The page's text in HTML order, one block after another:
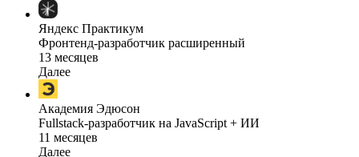
Яндекс Практикум
Фронтенд-разработчик расширенный
13 месяцев
Далее
Академия Эдюсон
Fullstack-разработчик на JavaScript + ИИ
11 месяцев
Далее